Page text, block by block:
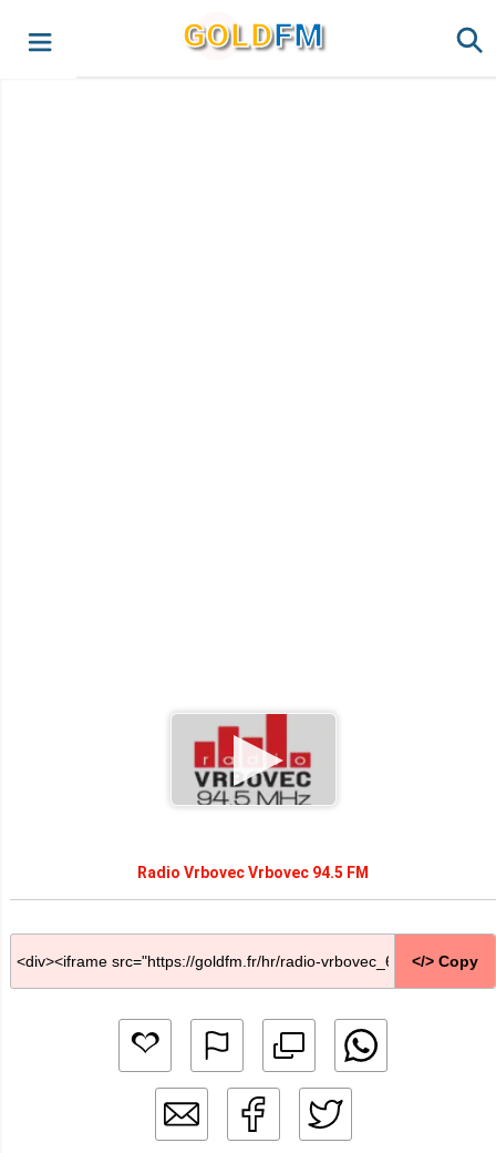
GOLDFM
Radio Vrbovec Vrbovec 94.5 FM
</> Copy